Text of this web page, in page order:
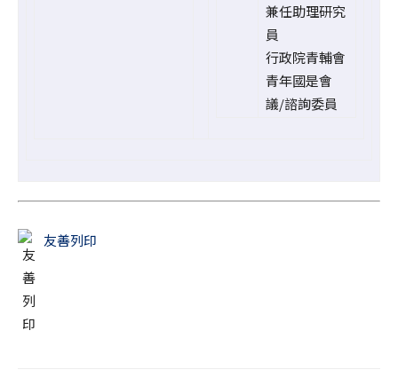
兼任助理研究
員
行政院青輔會
青年國是會
議/諮詢委員
友善列印